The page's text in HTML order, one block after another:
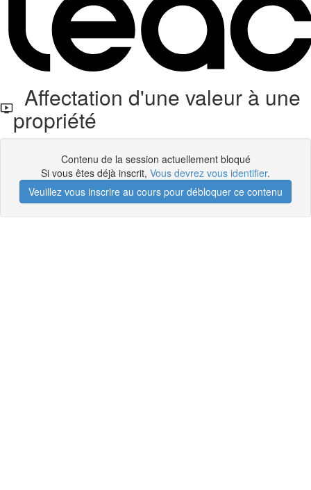
Affectation d'une valeur à une
propriété
Contenu de la session actuellement bloqué
Si vous êtes déjà inscrit, Vous devrez vous identifier.
Veuillez vous inscrire au cours pour débloquer ce contenu